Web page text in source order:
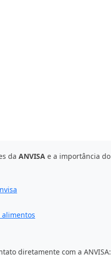
da ANVISA e a importância do
alimentos
diretamente com a ANVISA: